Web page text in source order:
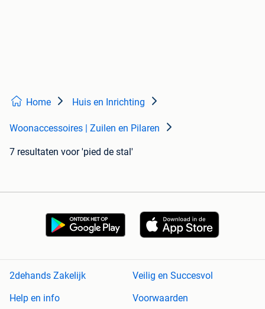
Home Huis en Inrichting
Woonaccessoires | Zuilen en Pilaren
7 resultaten voor 'pied de stal'
2dehands Zakelijk
Veilig en Succesvol
Help en info
Voorwaarden